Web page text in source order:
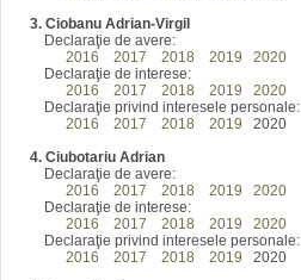
3. Ciobanu Adrian-Virgil
Declaraţie de avere:
2016
2017 2018 2019
2020
Declaraţie de interese:
2016
2017 2018 2019
2020
Declaraţie privind interesele personale:
2016
2017 2018 2019 2020
4. Ciubotariu Adrian
Declaraţie de avere:
2016
2017 2018 2019
2020
Declaraţie de interese:
2016
2017 2018 2019
2020
Declaraţie privind interesele personale:
2016
2017 2018 2019 2020